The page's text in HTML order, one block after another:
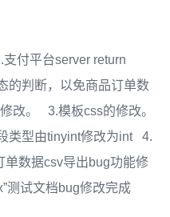
付平台server return
的判断，以免商品订单数
改。 3.模板css的修改。
类型由tinyint修改为int 4.
单数据csv导出bug功能修
测试文档bug修改完成